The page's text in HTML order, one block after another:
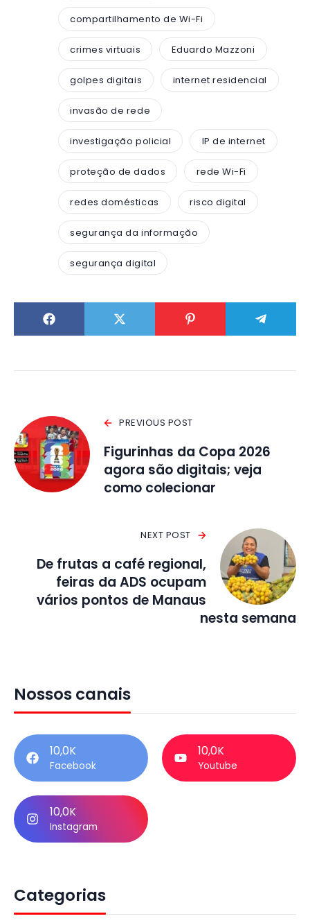
compartilhamento de Wi-Fi
crimes virtuais Eduardo Mazzoni
golpes digitais internet residencial
invasão de rede
investigação policial IP de internet
proteção de dados rede Wi-Fi
redes domésticas risco digital
segurança da informação
segurança digital
PREVIOUS POST
Figurinhas da Copa 2026
agora são digitais; veja
como colecionar
NEXT POST
De frutas a café regional,
feiras da ADS ocupam
vários pontos de Manaus
nesta semana
Nossos canais
10,0K
Facebook
10,0K
Youtube
10,0K
Instagram
Categorias